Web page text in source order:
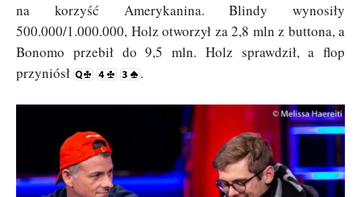
na korzyść Amerykanina. Blindy wynosiły
500.000/1.000.000, Holz otworzył za 2,8 mln z buttona, a
Bonomo przebił do 9,5 mln. Holz sprawdził, a flop
przyniósł
.